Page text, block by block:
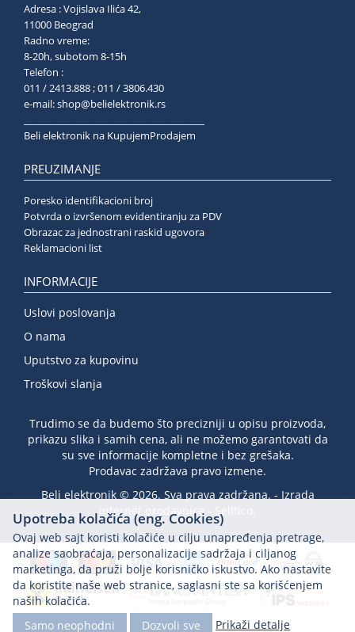
Adresa : Vojislava Ilića 42,
11000 Beograd
Radno vreme:
8-20h, subotom 8-15h
Telefon :
011 / 2413.888 ; 011 / 3806.430
e-mail:shop@belielektronik.rs
Beli elektronik na KupujemProdajem
PREUZIMANJE
Poresko identifikacioni broj
Potvrda o izvršenom evidentiranju za PDV
Obrazac za jednostrani raskid ugovora
Reklamacioni list
INFORMACIJE
Uslovi poslovanja
O nama
Uputstvo za kupovinu
Troškovi slanja
Trudimo se da budemo što precizniji u opisu proizvoda,
prikazu slika i samih cena, ali ne možemo garantovati da
su sve informacije kompletne i bez grešaka.
Prodavac zadržava pravo izmene.
Beli elektronik © 2026. Sva prava zadržana. - Izrada
internet prodavnice
Selltico.
Upotreba kolačića (eng. Cookies)
Ovaj web sajt koristi kolačiće u cilju unapređenja pretrage,
analize saobraćaja, personalizacije sadržaja i ciljanog
marketinga, da pruži bolje korisničko iskustvo. Ako nastavite
da koristite naše web stranice, saglasni ste sa korišćenjem
naših kolačića.
Samo neophodni
Dozvoli sve Prikaži detalje